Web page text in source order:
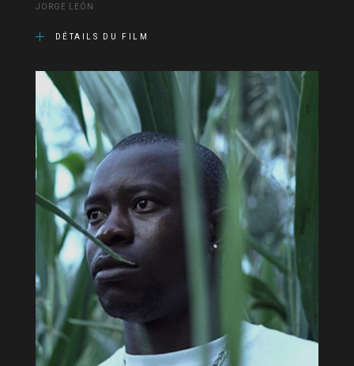
JORGE LEÓN
DÉTAILS DU FILM